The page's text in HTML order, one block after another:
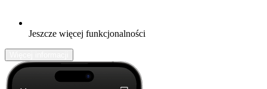
Jeszcze więcej funkcjonalności